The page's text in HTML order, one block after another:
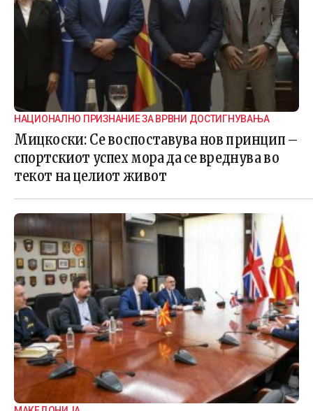
НАЦИОНАЛНО ПРИЗНАНИЕ ЗА ВРВНИ ДОСТИГНУВАЊА
Мицкоски: Се воспоставува нов принцип –
спортскиот успех мора да се вреднува во
текот на целиот живот